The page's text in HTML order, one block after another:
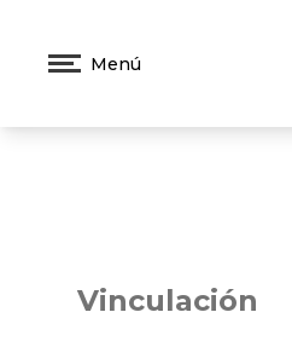
Menú
Vinculación